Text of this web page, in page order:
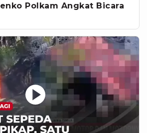
Polkam Angkat Bicara